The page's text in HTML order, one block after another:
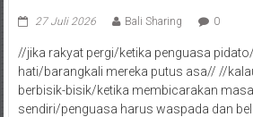
27 Juli 2026 Bali Sharing 0
//jika rakyat pergi/ketika penguasa
hati/barangkali mereka putus asa// //
berbisik-bisik/ketika membicarakan
sendiri/penguasa harus waspada dan